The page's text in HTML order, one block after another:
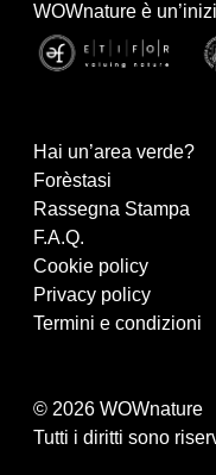
WOWnature è
Hai un’area verde?
Forèstasi
Rassegna Stampa
F.A.Q.
Cookie policy
Privacy policy
Termini e condizioni
© 2026 WOWnature
Tutti i diritti sono